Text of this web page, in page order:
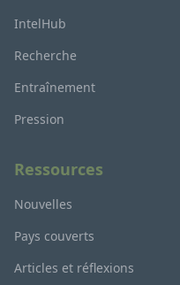
IntelHub
Recherche
Entraînement
Pression
Ressources
Nouvelles
Pays couverts
Articles et réflexions